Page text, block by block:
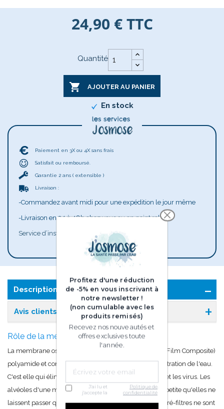
24,90 €TTC
Quantité
 AJOUTER AU PANIER
En stock
Paiement en 3X ou 4X sans frais
Satisfait ou remboursé.
Garantie 2 ans ( extensible )
Livraison :
-Commandez avant midi pour une expédition le jour même
-Livraison en 24 à 48h chez vous ou en point relais
Service d’installation disponible
Description
Avis clients
Rôle de la membrane osmotique
La membrane osmotique est composée de TFC (Thin-Film Composite)
polyamide et constitue le stade le plus avancé de la filtration de l'eau.
C'est elle qui élimine les métaux lourds, les bactéries et les virus. Les
alvéoles d'une membrane osmotique sont tellement petite qu'elles ne
laissent passer que les molécules d'eau (H2O). Les 3 pré-filtres ne sont
Profitez d'une réduction
de -5% en vous inscrivant à
notre newsletter !
(non cumulable avec les
produits remisés)
Recevez nos nouveautés et
offres exclusives toute
l'année.
J'ai lu et
j'accepte la
Politique de
confidentialité